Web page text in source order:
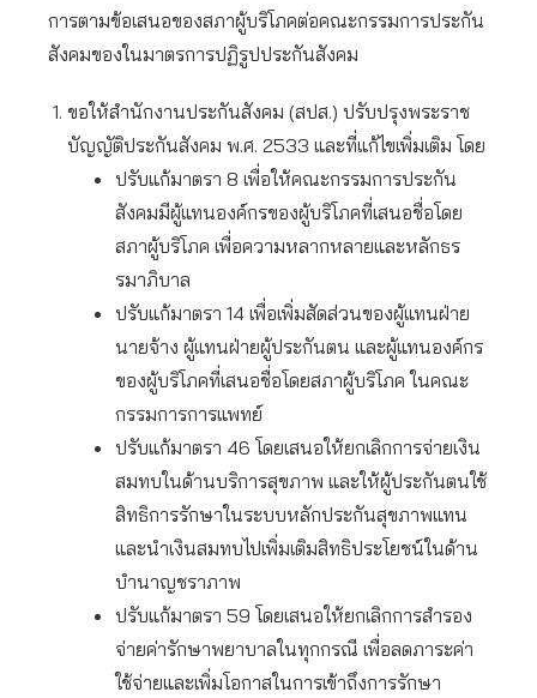
การตามข้อเสนอของสภาผู้บริโภคต่อคณะกรรมการประกัน
สังคมของในมาตรการปฏิรูปประกันสังคม
ขอให้สำนักงานประกันสังคม (สปส.) ปรับปรุงพระราช
บัญญัติประกันสังคม พ.ศ. 2533 และที่แก้ไขเพิ่มเติม โดย
ปรับแก้มาตรา 8 เพื่อให้คณะกรรมการประกัน
สังคมมีผู้แทนองค์กรของผู้บริโภคที่เสนอชื่อโดย
สภาผู้บริโภค เพื่อความหลากหลายและหลักธร
รมาภิบาล
ปรับแก้มาตรา 14 เพื่อเพิ่มสัดส่วนของผู้แทนฝ่าย
นายจ้าง ผู้แทนฝ่ายผู้ประกันตน และผู้แทนองค์กร
ของผู้บริโภคที่เสนอชื่อโดยสภาผู้บริโภค ในคณะ
กรรมการการแพทย์
ปรับแก้มาตรา 46 โดยเสนอให้ยกเลิกการจ่ายเงิน
สมทบในด้านบริการสุขภาพ และให้ผู้ประกันตนใช้
สิทธิการรักษาในระบบหลักประกันสุขภาพแทน
และนำเงินสมทบไปเพิ่มเติมสิทธิประโยชน์ในด้าน
บำนาญชราภาพ
ปรับแก้มาตรา 59 โดยเสนอให้ยกเลิกการสำรอง
จ่ายค่ารักษาพยาบาลในทุกกรณี เพื่อลดภาระค่า
ใช้จ่ายและเพิ่มโอกาสในการเข้าถึงการรักษา